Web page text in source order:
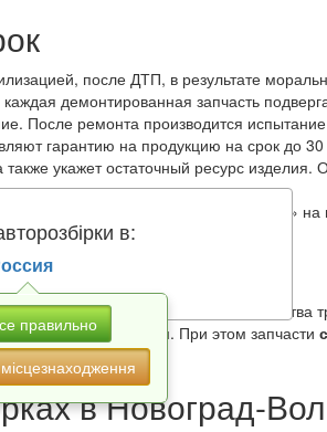
в:
правильно
после ДТП, в результате
демонтированная запчасть
После ремонта производится
гарантию на продукцию на срок до
также укажет остаточный ресурс
обращаются с «железными конями» на
Европы, Азии и Америки;
году выпуска, стране
нас автомагазинам. При этом запчасти
в Новоград-